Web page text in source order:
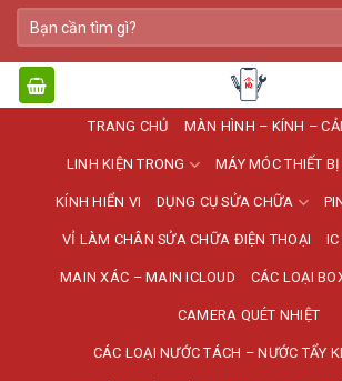
Bỏ
qua
nội
dung
Tìm
kiếm:
TRANG CHỦ MÀN HÌNH – KÍNH –
LINH KIỆN TRONG MÁY MÓC THIẾT
KÍNH HIỂN VI DỤNG CỤ SỬA CHỮA
VỈ LÀM CHÂN SỬA CHỮA ĐIỆN THOẠI
MAIN XÁC – MAIN ICLOUD CÁC LOẠI
CAMERA QUÉT NHIỆT
CÁC LOẠI NƯỚC TÁCH – NƯỚC TẨY